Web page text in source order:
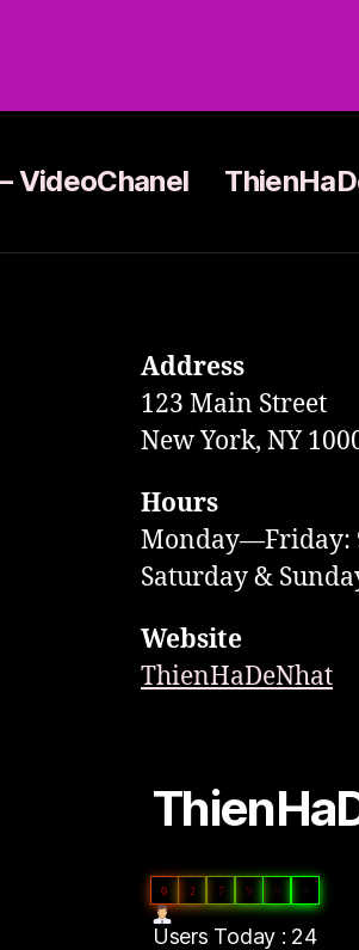
VideoChanel
Address
123 Main Street
New York, NY
Hours
Monday—Friday:
Saturday &
Website
ThienHaDeNhat
0 2 7 9 9
Users Today : 24